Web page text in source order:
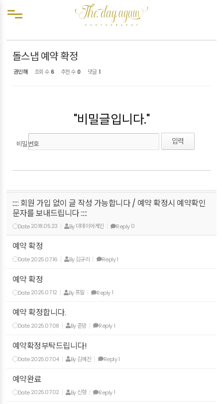
예약확정
돌스냅 예약 확정
권민해 조회 수6 추천 수 0 댓글1
"비밀글입니다."
비밀번호
::::: 회원 가입 없이 글 작성 가능합니다 / 예약 확정시 예약확인
문자를 보내드립니다 :::::
Date 2018.05.23 By더데이어게인 Reply0
예약 확정
Date 2025.07.16 By김규리 Reply1
예약 확정
Date 2025.07.12 By프릴 Reply1
예약 확정합니다.
Date 2025.07.08 By준맘 Reply1
예약확정부탁드립니다!
Date 2025.07.04 By김예진 Reply1
예약완료
Date 2025.07.02 By신형 Reply1
Sketchbook5, 스케치북5